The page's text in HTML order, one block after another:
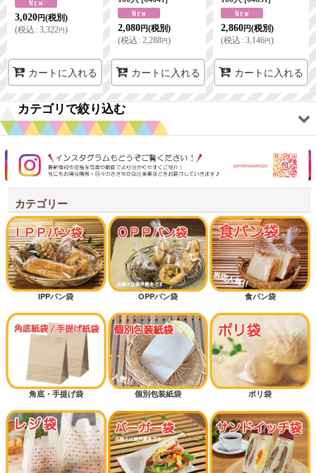
3,020円(税別)
(税込 : 3,322円)
カートに入れる
2,080円(税別)
(税込 : 2,288円)
カートに入れる
2,860円(税別)
(税込 : 3,146円)
カートに入れる
カテゴリで絞り込む
焼き菓子用・クッキー袋 (全商品)
ラスク・クッキー袋
脱酸素剤対応袋
カテゴリー
IPPパン袋 OPPパン袋 食パン袋
角底・手提げ袋 個別包装紙袋 ポリ袋